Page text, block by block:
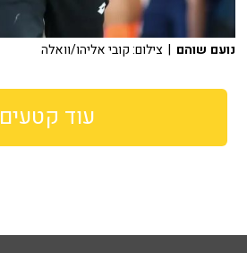
נועם שוהם | צילום: קובי אליהו/וואלה
עוד קטעים